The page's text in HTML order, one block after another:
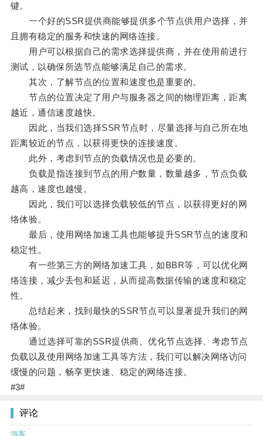
键。
一个好的SSR提供商能够提供多个节点供用户选择，并
且拥有稳定的服务和快速的网络连接。
用户可以根据自己的需求选择提供商，并在使用前进行
测试，以确保所选节点能够满足自己的需求。
其次，了解节点的位置和速度也是重要的。
节点的位置决定了用户与服务器之间的物理距离，距离
越近，通信速度越快。
因此，当我们选择SSR节点时，尽量选择与自己所在地
距离较近的节点，以获得更快的连接速度。
此外，考虑到节点的负载情况也是必要的。
负载是指连接到节点的用户数量，数量越多，节点负载
越高，速度也越慢。
因此，我们可以选择负载较低的节点，以获得更好的网
络体验。
最后，使用网络加速工具也能够提升SSR节点的速度和
稳定性。
有一些第三方的网络加速工具，如BBR等，可以优化网
络连接，减少丢包和延迟，从而提高数据传输的速度和稳定
性。
总结起来，找到最快的SSR节点可以显著提升我们的网
络体验。
通过选择可靠的SSR提供商、优化节点选择、考虑节点
负载以及使用网络加速工具等方法，我们可以解决网络访问
缓慢的问题，畅享更快速、稳定的网络连接。
#3#
评论
游客